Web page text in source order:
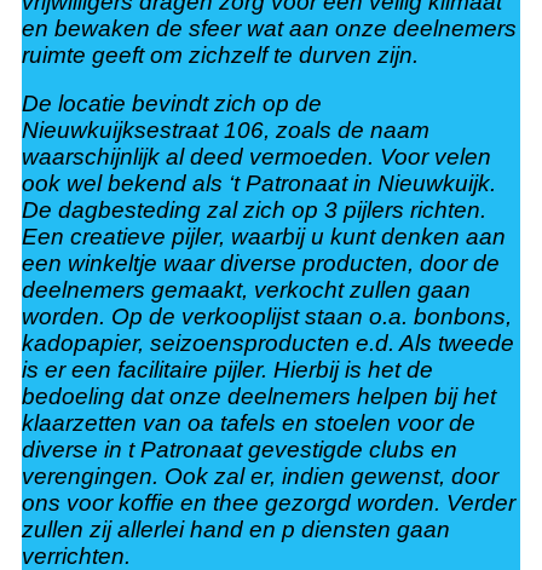
en bewaken de sfeer wat aan onze deelnemers
ruimte geeft om zichzelf te durven zijn.
De locatie bevindt zich op de
Nieuwkuijksestraat 106, zoals de naam
waarschijnlijk al deed vermoeden. Voor velen
ook wel bekend als ‘t Patronaat in Nieuwkuijk.
De dagbesteding zal zich op 3 pijlers richten.
Een creatieve pijler, waarbij u kunt denken aan
een winkeltje waar diverse producten, door de
deelnemers gemaakt, verkocht zullen gaan
worden. Op de verkooplijst staan o.a. bonbons,
kadopapier, seizoensproducten e.d. Als tweede
is er een facilitaire pijler. Hierbij is het de
bedoeling dat onze deelnemers helpen bij het
klaarzetten van oa tafels en stoelen voor de
diverse in t Patronaat gevestigde clubs en
verengingen. Ook zal er, indien gewenst, door
ons voor koffie en thee gezorgd worden. Verder
zullen zij allerlei hand en p diensten gaan
verrichten.